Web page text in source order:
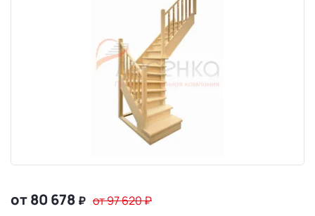
от 80 678 ₽ от 97 620₽